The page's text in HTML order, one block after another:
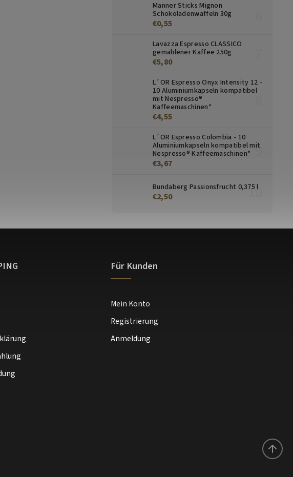
Manner Sticks Mignon
Schokoladenwaffeln 30g
€0,55
Lavazza Espresso CLASSICO
gemahlener Kaffee 250g
€5,80
L´OR Espresso Onyx Intensity 12 -
10 Aluminiumkapseln kompatibel
mit Nespresso®
Kaffeemaschinen*
€4,55
L´OR Espresso Colombia - 10
Aluminiumkapseln kompatibel mit
Nespresso® Kaffeemaschinen*
€3,67
Bundaberg Passionsfrucht 0,375 l
€2,50
Für Kunden
Mein Konto
Registrierung
Anmeldung